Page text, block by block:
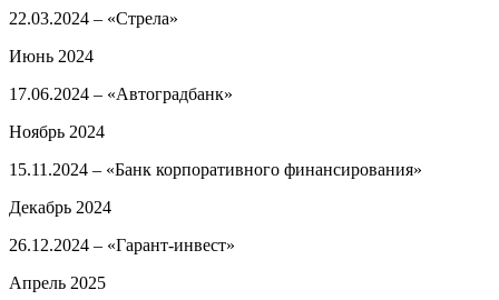
22.03.2024 – «Стрела»
Июнь 2024
17.06.2024 – «Автоградбанк»
Ноябрь 2024
15.11.2024 – «Банк корпоративного финансирования»
Декабрь 2024
26.12.2024 – «Гарант-инвест»
Апрель 2025